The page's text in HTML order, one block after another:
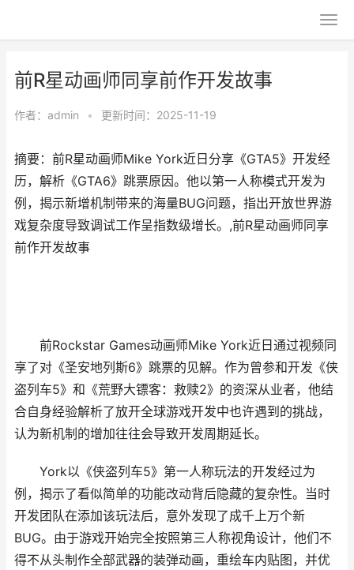
前R星动画师同享前作开发故事
作者： admin • 更新时间：2025-11-19
摘要：前R星动画师Mike York近日分享《GTA5》开发经
历，解析《GTA6》跳票原因。他以第一人称模式开发为
例，揭示新增机制带来的海量BUG问题，指出开放世界游
戏复杂度导致调试工作呈指数级增长。,前R星动画师同享
前作开发故事
前Rockstar Games动画师Mike York近日通过视频同
享了对《圣安地列斯6》跳票的见解。作为曾参和开发《侠
盗列车5》和《荒野大镖客：救赎2》的资深从业者，他结
合自身经验解析了放开全球游戏开发中也许遇到的挑战，
认为新机制的增加往往会导致开发周期延长。
York以《侠盗列车5》第一人称玩法的开发经过为
例，揭示了看似简单的功能改动背后隐藏的复杂性。当时
开发团队在添加该玩法后，意外发现了成千上万个新
BUG。由于游戏开始完全按照第三人称视角设计，他们不
得不从头制作全部武器的装弹动画，重绘车内贴图，并优